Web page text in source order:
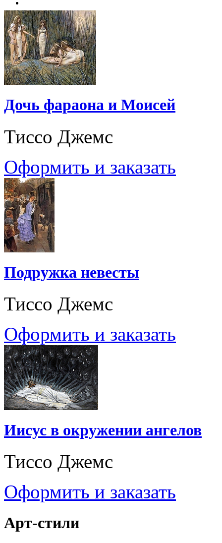
Дочь фараона и Моисей
Тиссо Джемс
Оформить и заказать
Подружка невесты
Тиссо Джемс
Оформить и заказать
Иисус в окружении ангелов
Тиссо Джемс
Оформить и заказать
Арт-стили